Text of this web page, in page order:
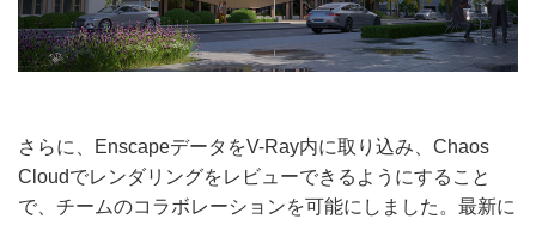
さらに、EnscapeデータをV-Ray内に取り込み、Chaos
Cloudでレンダリングをレビューできるようにすること
で、チームのコラボレーションを可能にしました。最新に